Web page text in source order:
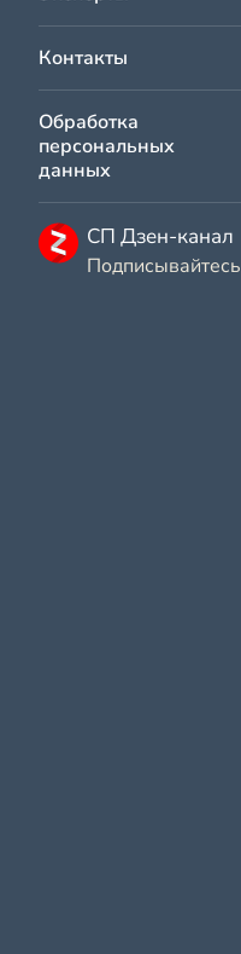
Контакты
Обработка
персональных
данных
СП Дзен-канал
Подписывайтесь